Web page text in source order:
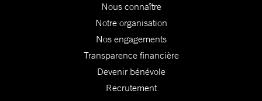
Nous connaître
Notre organisation
Nos engagements
Transparence financière
Devenir bénévole
Recrutement